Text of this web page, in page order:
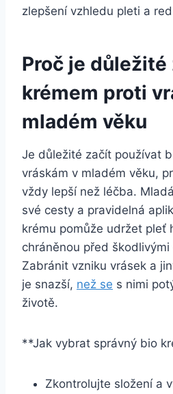
zlepšení vzhledu ​pleti a
Proč je
krémem proti
mladém věku
Je důležité začít⁣ používat
vráskám v mladém věku,
vždy lepší než léčba.
‌své cesty a pravidelná
krému pomůže udržet pleť
chráněnou před škodlivými
Zabránit vzniku vrásek a⁤
je snazší,⁣ než se s nimi
životě.
**Jak vybrat ‌správný​ bio
Zkontrolujte složení a